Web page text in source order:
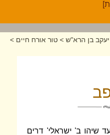
בן הרא"ש > טור אורח חיים >
שיהו ב' ישראלי' דרים